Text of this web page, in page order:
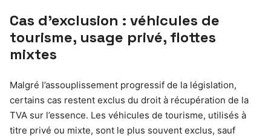
Cas d’exclusion : véhicules de
tourisme, usage privé, flottes
mixtes
Malgré l’assouplissement progressif de la législation,
certains cas restent exclus du droit à récupération de la
TVA sur l’essence. Les véhicules de tourisme, utilisés à
titre privé ou mixte, sont le plus souvent exclus, sauf